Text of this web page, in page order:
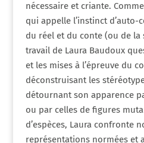
nécessaire et criante.
qui appelle l’instinct d’auto-
du réel et du conte (ou de la
travail de Laura Baudoux
et les mises à l’épreuve du
déconstruisant les
détournant son apparence
ou par celles de figures
d’espèces, Laura confronte
représentations normées et